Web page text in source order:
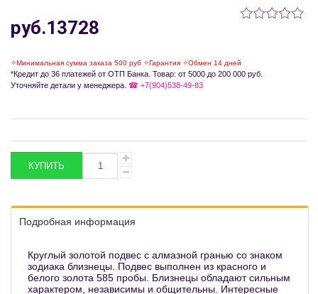
руб.13728
✧Минимальная сумма заказа 500 руб ✧Гарантия ✧Обмен 14 дней
*Кредит до 36 платежей от ОТП Банка. Товар: от 5000 до 200 000 руб.
Уточняйте детали у менеджера. ☎ +7(904)538-49-83
Подробная информация
Круглый золотой подвес с алмазной гранью со знаком
зодиака близнецы. Подвес выполнен из красного и
белого золота 585 пробы. Близнецы обладают сильным
характером, независимы и общительны. Интересные